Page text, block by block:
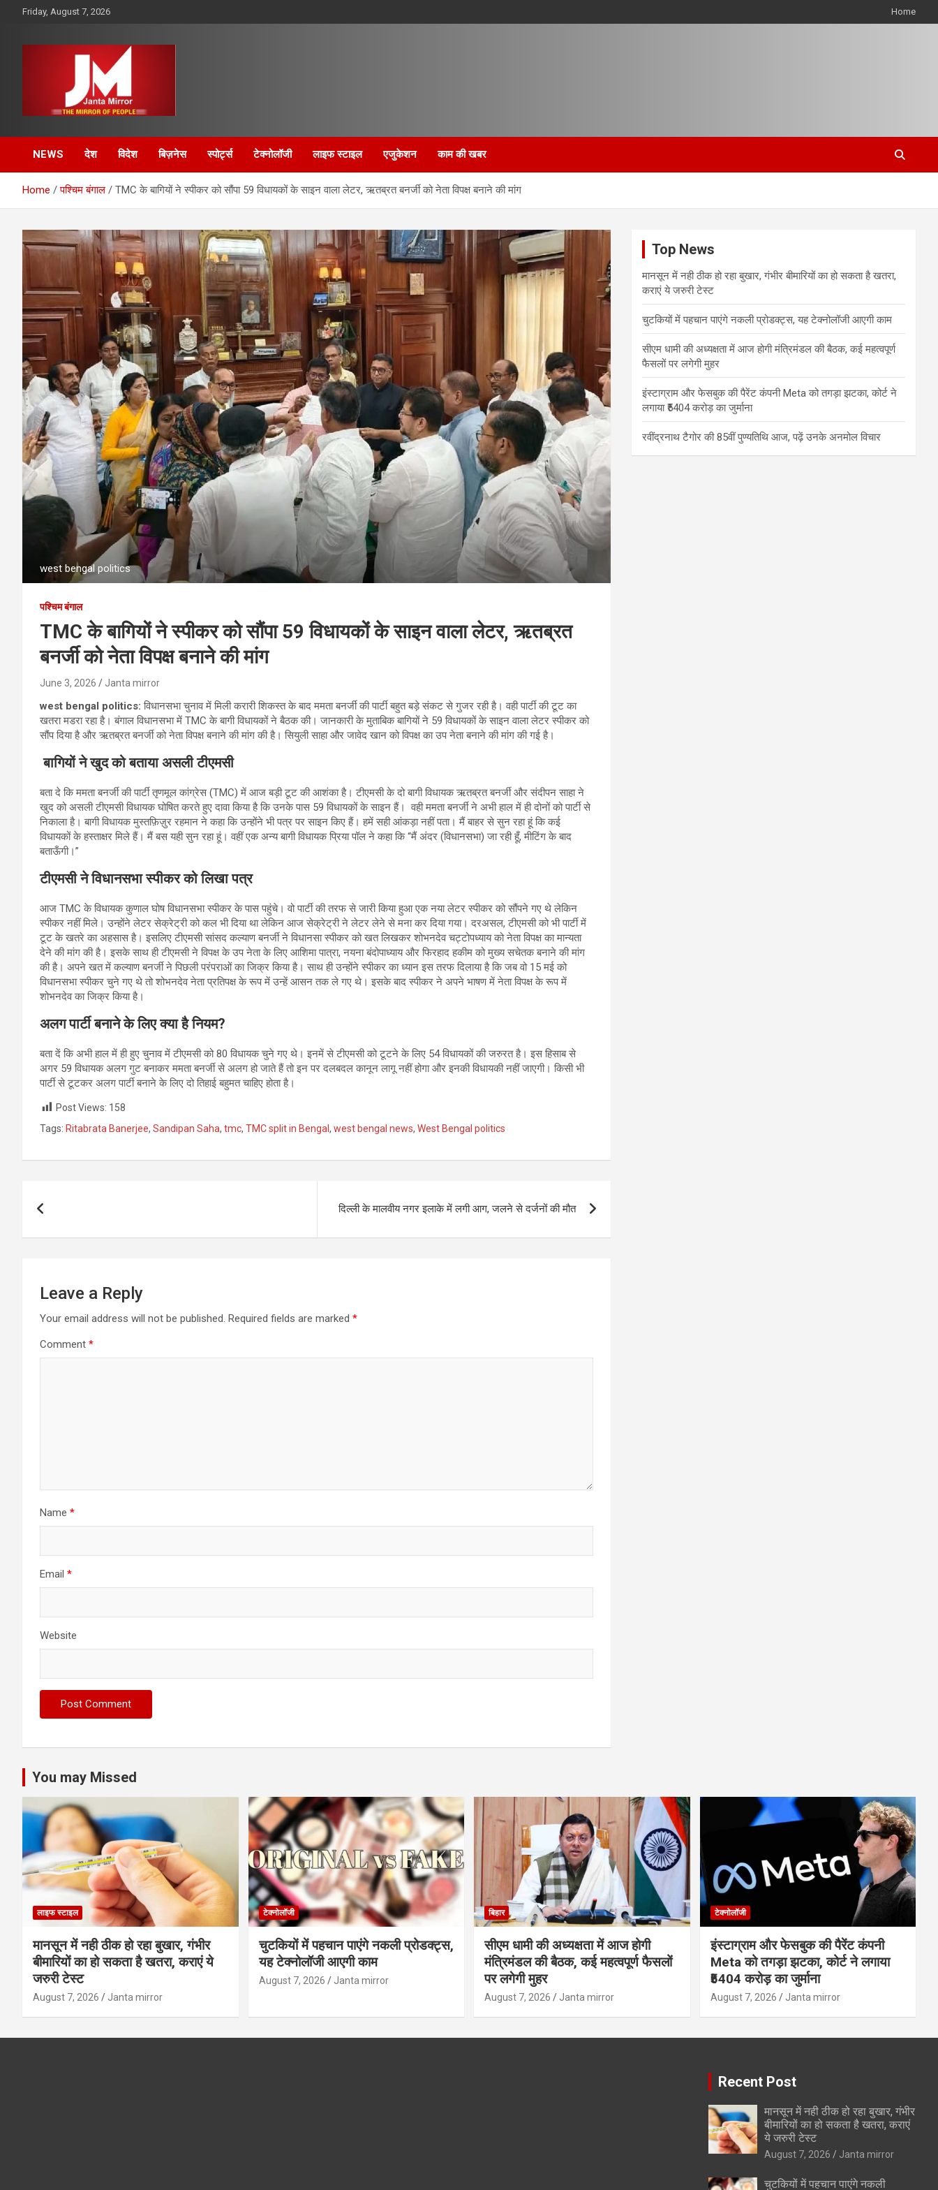
Friday, August 7, 2026 Home
Janta Mirror
NEWS देश विदेश बिज़नेस स्पोर्ट्स टेक्नोलॉजी लाइफ स्टाइल एजुकेशन काम की खबर
Home पश्चिम बंगाल TMC के बागियों ने स्पीकर को सौंपा 59 विधायकों के साइन वाला लेटर, ऋतब्रत बनर्जी को नेता विपक्ष बनाने की मांग
west bengal politics
पश्चिम बंगाल
TMC के बागियों ने स्पीकर को सौंपा 59 विधायकों के साइन वाला लेटर, ऋतब्रत
बनर्जी को नेता विपक्ष बनाने की मांग
June 3, 2026 Janta mirror
west bengal politics:विधानसभा चुनाव में मिली करारी शिकस्त के बाद ममता बनर्जी की पार्टी बहुत बड़े संकट से गुजर रही है। वही पार्टी की टूट का
खतरा मडरा रहा है। बंगाल विधानसभा में TMC के बागी विधायकों ने बैठक की। जानकारी के मुताबिक बागियों ने 59 विधायकों के साइन वाला लेटर स्पीकर को
सौंप दिया है और ऋतब्रत बनर्जी को नेता विपक्ष बनाने की मांग की है। सियुली साहा और जावेद खान को विपक्ष का उप नेता बनाने की मांग की गई है।
बागियों ने खुद को बताया असली टीएमसी
बता दे कि ममता बनर्जी की पार्टी तृणमूल कांग्रेस (TMC) में आज बड़ी टूट की आशंका है। टीएमसी के दो बागी विधायक ऋतब्रत बनर्जी और संदीपन साहा ने
खुद को असली टीएमसी विधायक घोषित करते हुए दावा किया है कि उनके पास 59 विधायकों के साइन हैं। वही ममता बनर्जी ने अभी हाल में ही दोनों को पार्टी से
निकाला है। बागी विधायक मुस्तफ़िज़ुर रहमान ने कहा कि उन्होंने भी पत्र पर साइन किए हैं। हमें सही आंकड़ा नहीं पता। मैं बाहर से सुन रहा हूं कि कई
विधायकों के हस्ताक्षर मिले हैं। मैं बस यही सुन रहा हूं। वहीं एक अन्य बागी विधायक प्रिया पॉल ने कहा कि “मैं अंदर (विधानसभा) जा रही हूँ, मीटिंग के बाद
बताऊँगी।”
टीएमसी ने विधानसभा स्पीकर को लिखा पत्र
आज TMC के विधायक कुणाल घोष विधानसभा स्पीकर के पास पहुंचे। वो पार्टी की तरफ से जारी किया हुआ एक नया लेटर स्पीकर को सौंपने गए थे लेकिन
स्पीकर नहीं मिले। उन्होंने लेटर सेक्रेट्री को कल भी दिया था लेकिन आज सेक्रेट्री ने लेटर लेने से मना कर दिया गया। दरअसल, टीएमसी को भी पार्टी में
टूट के खतरे का अहसास है। इसलिए टीएमसी सांसद कल्याण बनर्जी ने विधानसा स्पीकर को खत लिखकर शोभनदेव चट्टोपध्याय को नेता विपक्ष का मान्यता
देने की मांग की है। इसके साथ ही टीएमसी ने विपक्ष के उप नेता के लिए आशिमा पात्रा, नयना बंदोपाध्याय और फिरहाद हकीम को मुख्य सचेतक बनाने की मांग
की है। अपने खत में कल्याण बनर्जी ने पिछली परंपराओं का जिक्र किया है। साथ ही उन्होंने स्पीकर का ध्यान इस तरफ दिलाया है कि जब वो 15 मई को
विधानसभा स्पीकर चुने गए थे तो शोभनदेव नेता प्रतिपक्ष के रूप में उन्हें आसन तक ले गए थे। इसके बाद स्पीकर ने अपने भाषण में नेता विपक्ष के रूप में
शोभनदेव का जिक्र किया है।
अलग पार्टी बनाने के लिए क्या है नियम?
बता दें कि अभी हाल में ही हुए चुनाव में टीएमसी को 80 विधायक चुने गए थे। इनमें से टीएमसी को टूटने के लिए 54 विधायकों की जरुरत है। इस हिसाब से
अगर 59 विधायक अलग गुट बनाकर ममता बनर्जी से अलग हो जाते हैं तो इन पर दलबदल कानून लागू नहीं होगा और इनकी विधायकी नहीं जाएगी। किसी भी
पार्टी से टूटकर अलग पार्टी बनाने के लिए दो तिहाई बहुमत चाहिए होता है।
Post Views: 158
Tags: Ritabrata Banerjee, Sandipan Saha, tmc, TMC split in Bengal, west bengal news, West Bengal politics
navigation
दिल्ली के मालवीय नगर इलाके में लगी आग, जलने से दर्जनों की मौत
Leave a Reply
Your email address will not be published. Required fields are marked *
Comment *
Name *
Email *
Website
Top News
मानसून में नही ठीक हो रहा बुखार, गंभीर बीमारियों का हो सकता है खतरा,
कराएं ये जरुरी टेस्ट
चुटकियों में पहचान पाएंगे नकली प्रोडक्ट्स, यह टेक्नोलॉजी आएगी काम
सीएम धामी की अध्यक्षता में आज होगी मंत्रिमंडल की बैठक, कई महत्वपूर्ण
फैसलों पर लगेगी मुहर
इंस्टाग्राम और फेसबुक की पैरेंट कंपनी Meta को तगड़ा झटका, कोर्ट ने
लगाया ₹5404 करोड़ का जुर्माना
रवींद्रनाथ टैगोर की 85वीं पुण्यतिथि आज, पढ़ें उनके अनमोल विचार
You may Missed
लाइफ स्टाइल
मानसून में नही ठीक हो रहा बुखार, गंभीर
बीमारियों का हो सकता है खतरा, कराएं ये
जरुरी टेस्ट
August 7, 2026 Janta mirror
टेक्नोलॉजी
चुटकियों में पहचान पाएंगे नकली प्रोडक्ट्स,
यह टेक्नोलॉजी आएगी काम
August 7, 2026 Janta mirror
बिहार
सीएम धामी की अध्यक्षता में आज होगी
मंत्रिमंडल की बैठक, कई महत्वपूर्ण फैसलों
पर लगेगी मुहर
August 7, 2026 Janta mirror
टेक्नोलॉजी
इंस्टाग्राम और फेसबुक की पैरेंट कंपनी
Meta को तगड़ा झटका, कोर्ट ने लगाया
₹5404 करोड़ का जुर्माना
August 7, 2026 Janta mirror
Recent Post
मानसून में नही ठीक हो रहा बुखार, गंभीर
बीमारियों का हो सकता है खतरा, कराएं
ये जरुरी टेस्ट
August 7, 2026 Janta mirror
चुटकियों में पहचान पाएंगे नकली